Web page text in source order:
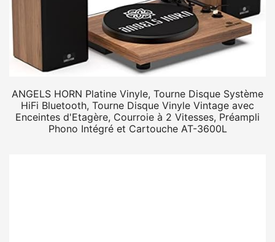
ANGELS HORN Platine Vinyle, Tourne Disque Système
HiFi Bluetooth, Tourne Disque Vinyle Vintage avec
Enceintes d'Etagère, Courroie à 2 Vitesses, Préampli
Phono Intégré et Cartouche AT-3600L